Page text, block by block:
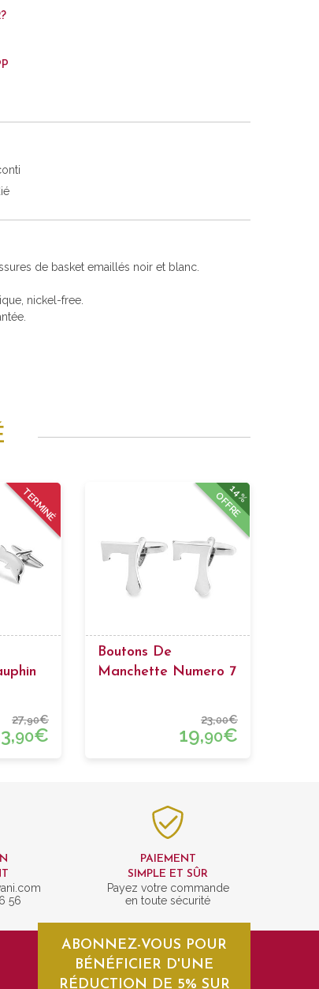
de basket emaillés noir et blanc.
nickel-free.
TERMINÉ
27,90€
90€
14%
OFFRE
Boutons De
Manchette Numero 7
23,00€
19,90€
56
PAIEMENT
SIMPLE ET SÛR
Payez votre commande
en toute sécurité
ABONNEZ-VOUS POUR
BÉNÉFICIER D'UNE
RÉDUCTION DE 5% SUR